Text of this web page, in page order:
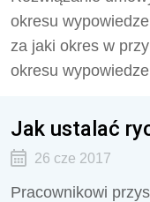
okresu
za jaki okres w
okresu
Jak ustalać
26 cze 2017
Pracownikowi